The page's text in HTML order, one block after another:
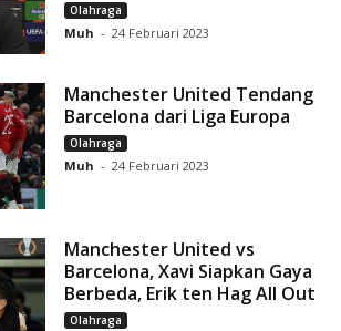
Olahraga
Muh - 24 Februari 2023
Manchester United Tendang
Barcelona dari Liga Europa
Olahraga
Muh - 24 Februari 2023
Manchester United vs
Barcelona, Xavi Siapkan Gaya
Berbeda, Erik ten Hag All Out
Olahraga